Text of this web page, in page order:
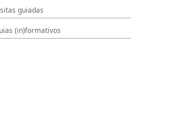
guiadas
(in)formativos